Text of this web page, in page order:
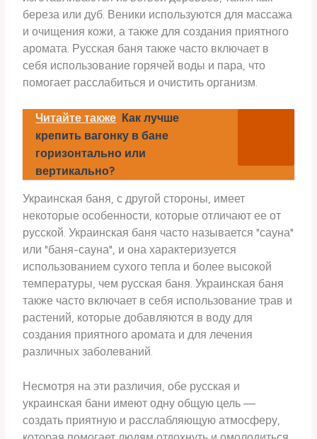
береза или дуб. Веники используются для массажа
и очищения кожи, а также для создания приятного
аромата. Русская баня также часто включает в
себя использование горячей воды и пара, что
помогает расслабиться и очистить организм.
Читайте также Как лучше
крепить вагонку в бане
горизонтально или
вертикально?
Украинская баня, с другой стороны, имеет
некоторые особенности, которые отличают ее от
русской. Украинская баня часто называется "сауна"
или "баня-сауна", и она характеризуется
использованием сухого тепла и более высокой
температуры, чем русская баня. Украинская баня
также часто включает в себя использование трав и
растений, которые добавляются в воду для
создания приятного аромата и для лечения
различных заболеваний.
Несмотря на эти различия, обе русская и
украинская бани имеют одну общую цель —
создать приятную и расслабляющую атмосферу,